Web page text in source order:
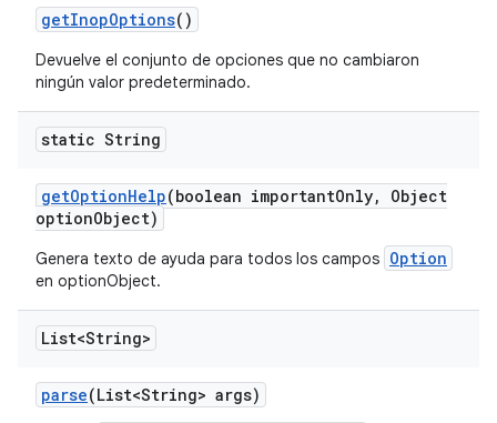
getInopOptions()
Devuelve el conjunto de opciones que no cambiaron
ningún valor predeterminado.
static String
getOptionHelp(boolean importantOnly,
Object
optionObject)
Genera texto de ayuda para todos los campos Option
en optionObject.
List<String>
parse(List<String> args)